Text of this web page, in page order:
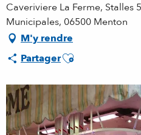
Caveriviere La Ferme, Stalles
Municipales, 06500 Menton
M'y rendre
PartagerAjouter aux favoris